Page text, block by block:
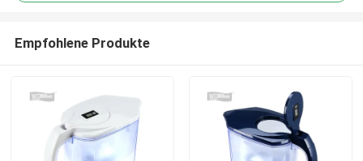
Empfohlene Produkte